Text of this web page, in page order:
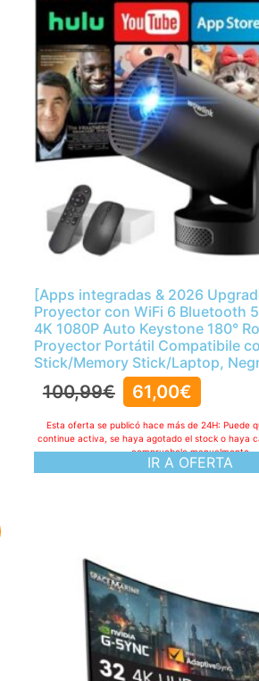
[Apps integradas & 2026
Proyector con WiFi 6 Bluetooth
4K 1080P Auto Keystone 180°
Proyector Portátil Compatibile
Stick/Memory Stick/Laptop,
100,99€ 61,00€
IR A OFERTA
Esta oferta se publicó hace más de 24H: Puede
continue activa, se haya agotado el stock o haya
compruebelo manualmente